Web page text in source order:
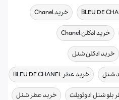
, خرید Chanel ,
خرید ادکلن Chanel ,
خرید ادکلن شنل ,
شنل , خرید عطر BLEU DE CHANEL ,
بلو شنل ادوتویلت , خرید عطر شنل ,